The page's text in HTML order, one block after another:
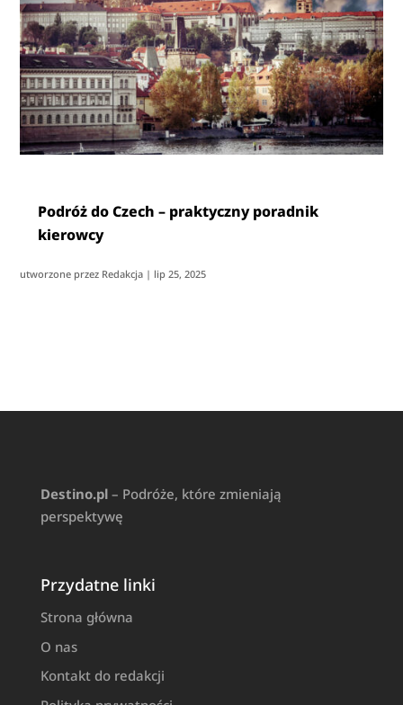
Podróż do Czech – praktyczny poradnik
kierowcy
utworzone przez Redakcja | lip 25, 2025
Destino.pl– Podróże, które zmieniają
perspektywę
Przydatne linki
Strona główna
O nas
Kontakt do redakcji